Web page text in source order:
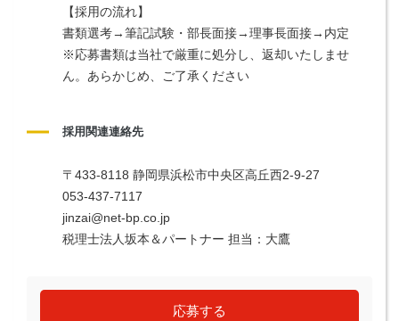
【採用の流れ】
書類選考→筆記試験・部長面接→理事長面接→内定
※応募書類は当社で厳重に処分し、返却いたしませ
ん。あらかじめ、ご了承ください
採用関連連絡先
〒433-8118 静岡県浜松市中央区高丘西2-9-27
053-437-7117
jinzai@net-bp.co.jp
税理士法人坂本＆パートナー 担当：大鷹
応募する